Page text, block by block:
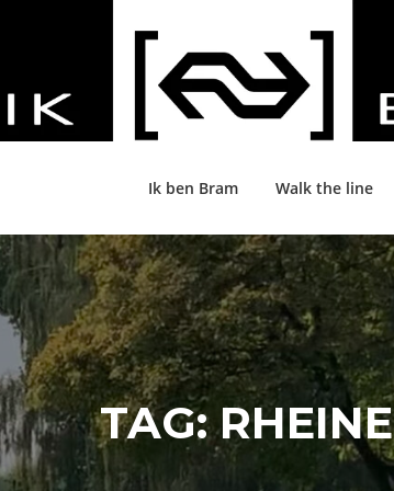
Ik ben Bram Walk the line
TAG:RHEINE